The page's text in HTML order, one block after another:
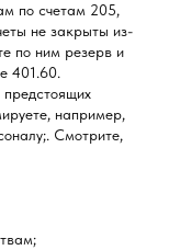
по счетам 205,
не закрыты из-
по ним резерв и
401.60.
например,
Смотрите,